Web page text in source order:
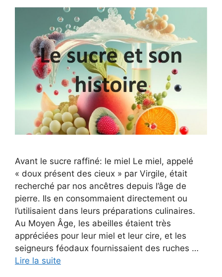
Avant le sucre raffiné: le miel Le miel, appelé
« doux présent des cieux » par Virgile, était
recherché par nos ancêtres depuis l’âge de
pierre. Ils en consommaient directement ou
l’utilisaient dans leurs préparations culinaires.
Au Moyen Âge, les abeilles étaient très
appréciées pour leur miel et leur cire, et les
seigneurs féodaux fournissaient des ruches …
Lire la suite